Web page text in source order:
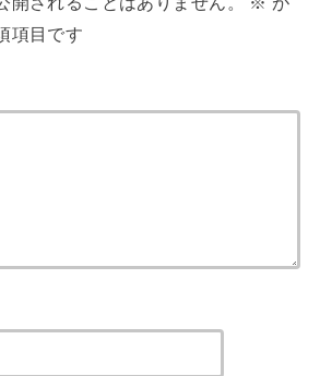
項目です